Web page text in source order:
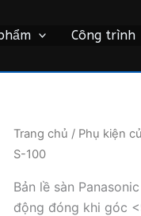
Công trình
Trang chủ / Phụ kiện
S-100
Bản lề sàn
động đóng khi góc